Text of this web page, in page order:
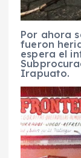
Por ahora
fueron
espera el
Irapuato.